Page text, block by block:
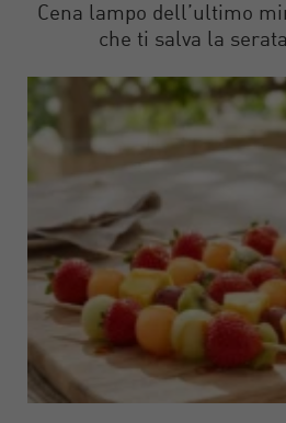
Cena lampo dell’ultimo
che ti salva la